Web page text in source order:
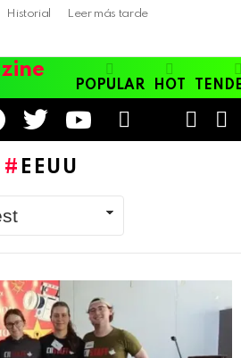
Historial Leer más tarde
POPULAR HOT
facebooktwitter youtube
SKIN
EEUU